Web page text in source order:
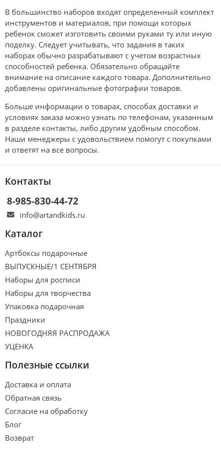
В большинство наборов входят определенный комплект
инструментов и материалов, при помощи которых
ребенок сможет изготовить своими руками ту или иную
поделку. Следует учитывать, что задания в таких
наборах обычно разрабатывают с учетом возрастных
способностей ребенка. Обязательно обращайте
внимание на описание каждого товара. Дополнительно
добавлены оригинальные фотографии товаров.
Больше информации о товарах, способах доставки и
условиях заказа можно узнать по телефонам, указанным
в разделе контакты, либо другим удобным способом.
Наши менеджеры с удовольствием помогут с покупками
и ответят на все вопросы.
Контакты
8-985-830-44-72
info@artandkids.ru
Каталог
Артбоксы подарочные
ВЫПУСКНЫЕ/1 СЕНТЯБРЯ
Наборы для росписи
Наборы для творчества
Упаковка подарочная
Праздники
НОВОГОДНЯЯ РАСПРОДАЖА
УЦЕНКА
Полезные ссылки
Доставка и оплата
Обратная связь
Согласие на обработку
Блог
Возврат